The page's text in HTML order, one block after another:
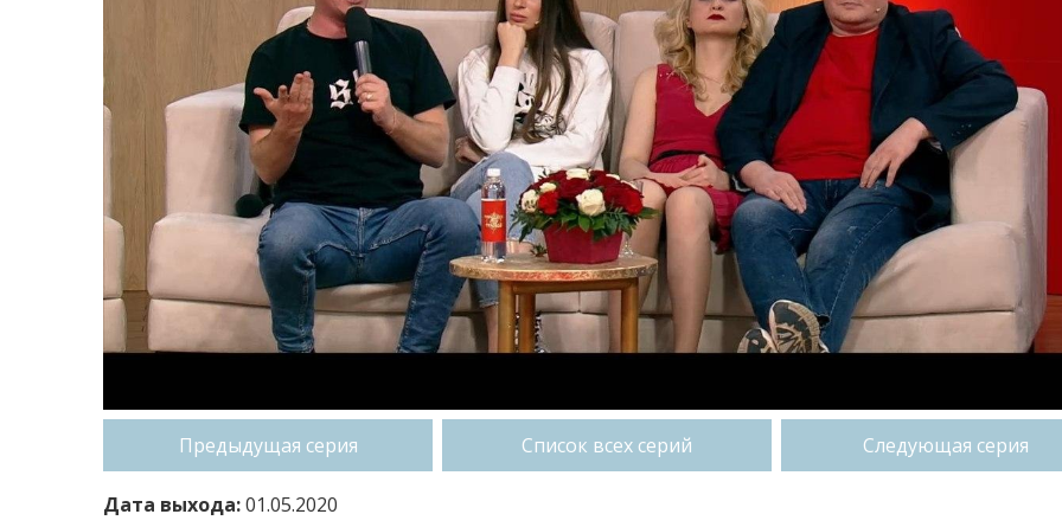
Предыдущая серия Список всех серий Следующая серия
Дата выхода:01.05.2020